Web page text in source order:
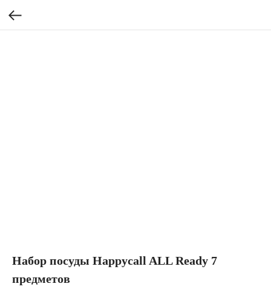
Набор посуды Happycall ALL Ready 7
предметов